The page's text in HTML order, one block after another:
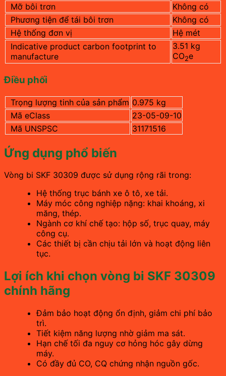
Mỡ bôi trơn
Không có
Phương tiện để tái bôi trơn
Không có
Hệ thống đơn vị
Hệ mét
Indicative product carbon footprint to
manufacture
3.51 kg
CO2e
Điều phối
Trọng lượng tinh của sản phẩm 0.975 kg
Mã eClass
23-05-09-10
Mã UNSPSC
31171516
Ứng dụng phổ biến
Vòng bi SKF 30309 được sử dụng rộng rãi trong:
Hệ thống trục bánh xe ô tô, xe tải.
Máy móc công nghiệp nặng: khai khoáng, xi
măng, thép.
Ngành cơ khí chế tạo: hộp số, trục quay, máy
công cụ.
Các thiết bị cần chịu tải lớn và hoạt động liên
tục.
Lợi ích khi chọn vòng bi SKF 30309
chính hãng
Đảm bảo hoạt động ổn định, giảm chi phí bảo
trì.
Tiết kiệm năng lượng nhờ giảm ma sát.
Hạn chế tối đa nguy cơ hỏng hóc gây dừng
máy.
Có đầy đủ CO, CQ chứng nhận nguồn gốc.